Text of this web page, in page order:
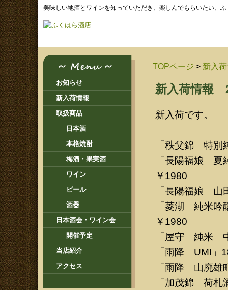
美味しい地酒とワインを知っていただき、楽しんでもらいたい、
TOPページ > 新入
新入荷情報
新入荷です。
「秩父錦 特
「長陽福娘
￥1980
「長陽福娘
「菱湖 純米
￥1980
「屋守 純米
「雨降 UMI
「雨降 山廃
「加茂錦 荷
お知らせ
新入荷情報
取扱商品
日本酒
本格焼酎
梅酒・果実酒
ワイン
ビール
酒器
日本酒会・ワイン会
開催予定
当店紹介
アクセス